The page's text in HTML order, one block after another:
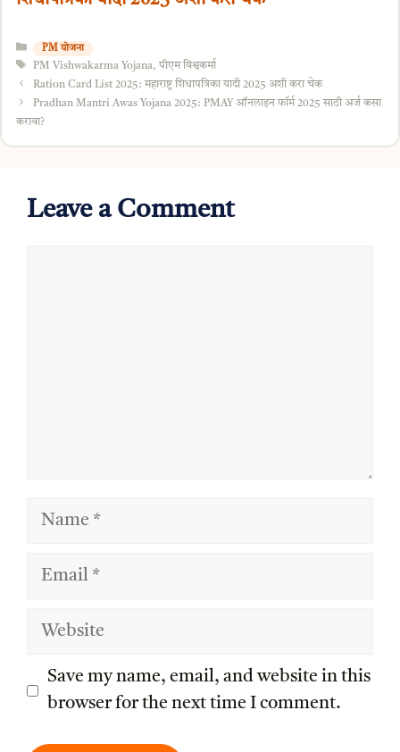
Categories
PM योजना
Tags
PM Vishwakarma Yojana, पीएम विश्वकर्मा
Ration Card List 2025: महाराष्ट्र शिधापत्रिका यादी 2025 अशी करा चेक
Pradhan Mantri Awas Yojana 2025: PMAY ऑनलाइन फॉर्म 2025 साठी अर्ज कसा
करावा?
Leave a Comment
Name
Email
Website
Save my name, email, and website in this
browser for the next time I comment.